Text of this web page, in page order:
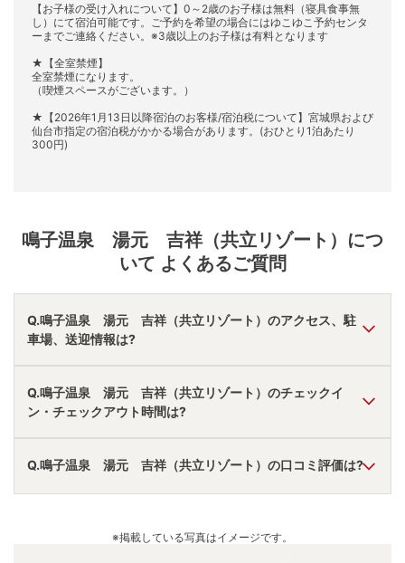
【お子様の受け入れについて】0～2歳のお子様は無料（寝具食事無
し）にて宿泊可能です。ご予約を希望の場合にはゆこゆこ予約センタ
ーまでご連絡ください。※3歳以上のお子様は有料となります
★【全室禁煙】
全室禁煙になります。
（喫煙スペースがございます。）
★【2026年1月13日以降宿泊のお客様/宿泊税について】宮城県および
仙台市指定の宿泊税がかかる場合があります。(おひとり1泊あたり
300円)
鳴子温泉 湯元 吉祥（共立リゾート） につ
いて よくあるご質問
Q.鳴子温泉 湯元 吉祥（共立リゾート）のアクセス、駐
車場、送迎情報は?
A. 車で古川ＩＣより40分。
駐車場あり。
無料送迎あり。
Q.鳴子温泉 湯元 吉祥（共立リゾート）のチェックイ
ン・チェックアウト時間は?
A. チェックインは15:00~ 19:00、チェックアウトは〜11:00
です。
※プランによって異なる場合があります。
Q.鳴子温泉 湯元 吉祥（共立リゾート）の口コミ評価は?
口コミ情報の詳細はこちら。
※掲載している写真はイメージです。